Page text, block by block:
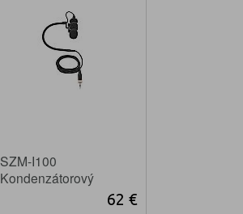
SZM-I100
Kondenzátorový
nástrojový mikrofón62 €